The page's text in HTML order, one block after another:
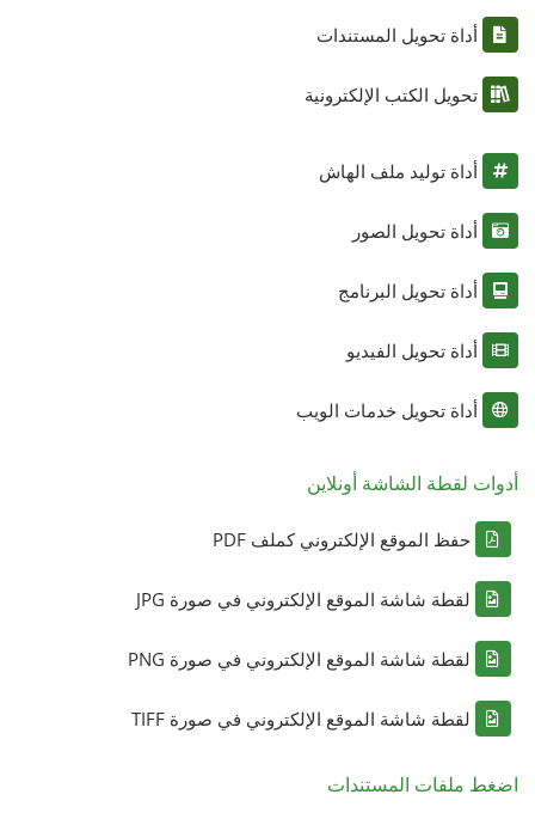
أداة تحويل المستندات
تحويل الكتب الإلكترونية
أداة توليد ملف الهاش
أداة تحويل الصور
أداة تحويل البرنامج
أداة تحويل الفيديو
أداة تحويل خدمات الويب
أدوات لقطة الشاشة أونلاين
حفظ الموقع الإلكتروني كملف PDF
لقطة شاشة الموقع الإلكتروني في صورة JPG
لقطة شاشة الموقع الإلكتروني في صورة PNG
لقطة شاشة الموقع الإلكتروني في صورة TIFF
اضغط ملفات المستندات